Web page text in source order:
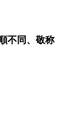
不同、敬称